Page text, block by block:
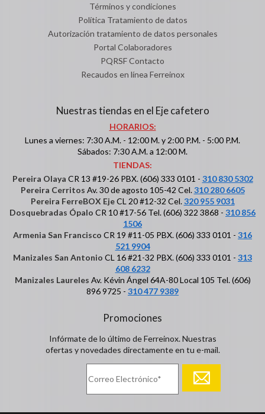
Términos y condiciones
Política Tratamiento de datos
Autorización tratamiento de datos personales
Portal Colaboradores
PQRSF Contacto
Recaudos en línea Ferreinox
Nuestras tiendas en el Eje cafetero
HORARIOS:
Lunes a viernes: 7:30 A.M. - 12:00 M. y 2:00 P.M. - 5:00 P.M.
Sábados: 7:30 A.M. a 12:00 M.
TIENDAS:
Pereira Olaya CR 13 #19-26 PBX. (606) 333 0101 - 310 830 5302
Pereira Cerritos Av. 30 de agosto 105-42 Cel.310 280 6605
Pereira FerreBOX EjeCL 20 #12-32 Cel.320 955 9031
Dosquebradas Ópalo CR 10 #17-56 Tel. (606) 322 3868 - 310 856
1506
Armenia San Francisco CR 19 #11-05 PBX. (606) 333 0101 - 316
521 9904
Manizales San Antonio CL 16 #21-32 PBX. (606) 333 0101 - 313
608 6232
Manizales Laureles Av. Kévin Ángel 64A-80 Local 105 Tel. (606)
896 9725 - 310 477 9389
Promociones
Infórmate de lo último de Ferreinox. Nuestras
ofertas y novedades directamente en tu e-mail.